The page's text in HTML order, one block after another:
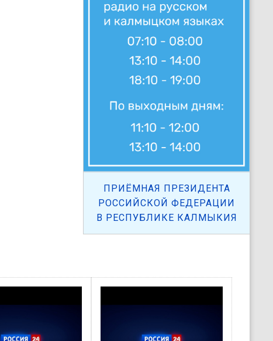
ПРИЁМНАЯ ПРЕЗИДЕНТА
РОССИЙСКОЙ ФЕДЕРАЦИИ
В РЕСПУБЛИКЕ КАЛМЫКИЯ